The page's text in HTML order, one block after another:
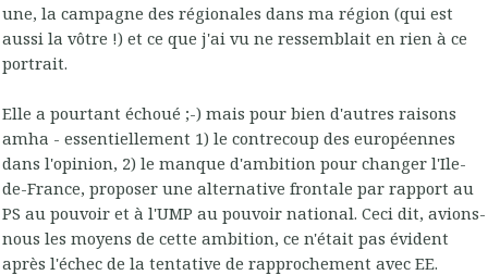
une, la campagne des régionales dans ma région (qui est
aussi la vôtre !) et ce que j'ai vu ne ressemblait en rien à ce
portrait.
Elle a pourtant échoué ;-) mais pour bien d'autres raisons
amha - essentiellement 1) le contrecoup des européennes
dans l'opinion, 2) le manque d'ambition pour changer l'Ile-
de-France, proposer une alternative frontale par rapport au
PS au pouvoir et à l'UMP au pouvoir national. Ceci dit, avions-
nous les moyens de cette ambition, ce n'était pas évident
après l'échec de la tentative de rapprochement avec EE.